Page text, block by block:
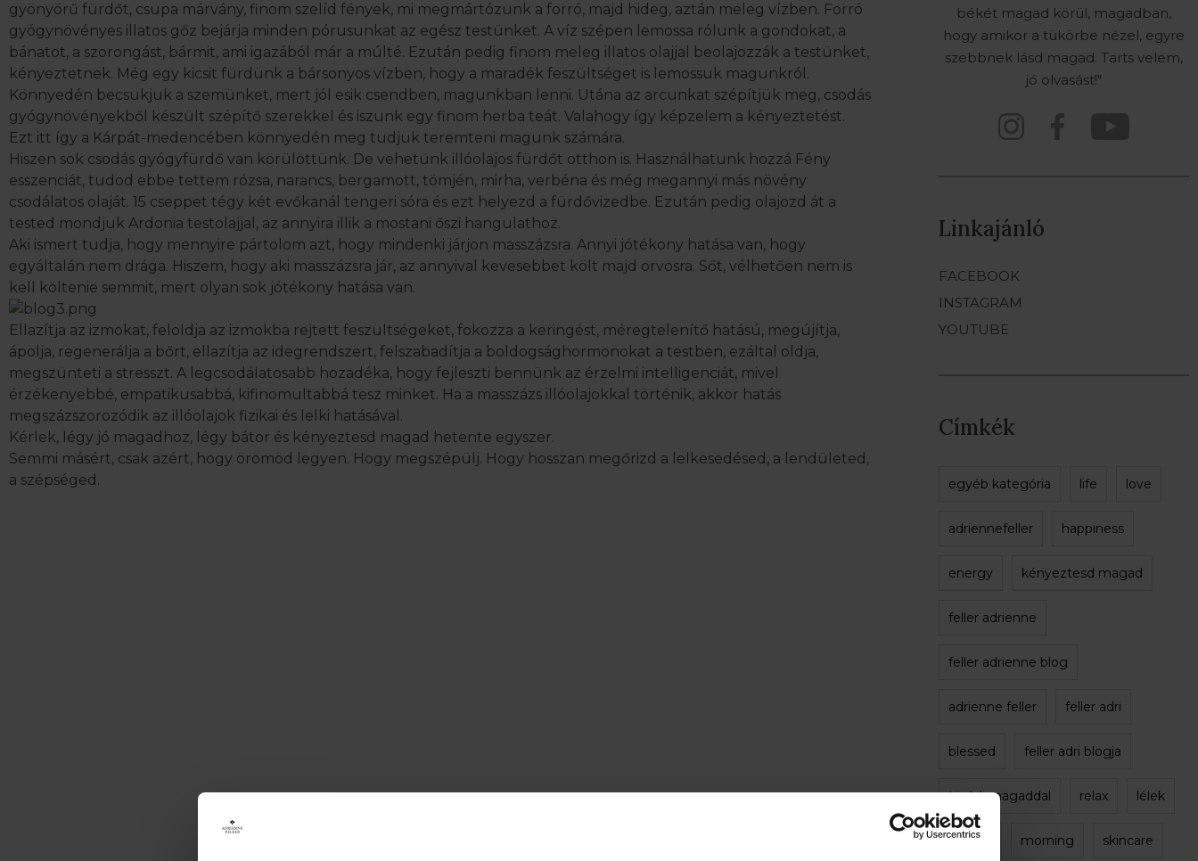
gyönyörű fürdőt, csupa márvány, finom szelíd fények, mi megmártózunk a forró, majd hideg, aztán meleg vízben. Forró
gyógynövényes illatos gőz bejárja minden pórusunkat az egész testünket. A víz szépen lemossa rólunk a gondokat, a
bánatot, a szorongást, bármit, ami igazából már a múlté. Ezután pedig finom meleg illatos olajjal beolajozzák a testünket,
kényeztetnek. Még egy kicsit fürdünk a bársonyos vízben, hogy a maradék feszültséget is lemossuk magunkról.
Könnyedén becsukjuk a szemünket, mert jól esik csendben, magunkban lenni. Utána az arcunkat szépítjük meg, csodás
gyógynövényekből készült szépítő szerekkel és iszunk egy finom herba teát. Valahogy így képzelem a kényeztetést.
Ezt itt így a Kárpát-medencében könnyedén meg tudjuk teremteni magunk számára.
Hiszen sok csodás gyógyfürdő van körülöttünk. De vehetünk illóolajos fürdőt otthon is. Használhatunk hozzá Fény
esszenciát, tudod ebbe tettem rózsa, narancs, bergamott, tömjén, mirha, verbéna és még megannyi más növény
csodálatos olaját. 15 cseppet tégy két evőkanál tengeri sóra és ezt helyezd a fürdővizedbe. Ezután pedig olajozd át a
tested mondjuk Ardonia testolajjal , az annyira illik a mostani őszi hangulathoz.
Aki ismert tudja, hogy mennyire pártolom azt, hogy mindenki járjon masszázsra. Annyi jótékony hatása van, hogy
egyáltalán nem drága. Hiszem, hogy aki masszázsra jár, az annyival kevesebbet költ majd orvosra. Sőt, vélhetően nem is
kell költenie semmit, mert olyan sok jótékony hatása van.
Ellazítja az izmokat, feloldja az izmokba rejtett feszültségeket, fokozza a keringést, méregtelenítő hatású, megújítja,
ápolja, regenerálja a bőrt, ellazítja az idegrendszert, felszabadítja a boldogsághormonokat a testben, ezáltal oldja,
megszünteti a stresszt. A legcsodálatosabb hozadéka, hogy fejleszti bennünk az érzelmi intelligenciát, mivel
érzékenyebbé, empatikusabbá, kifinomultabbá tesz minket. Ha a masszázs illóolajokkal történik, akkor hatás
megszázszorozódik az illóolajok fizikai és lelki hatásával.
Kérlek, légy jó magadhoz, légy bátor és kényeztesd magad hetente egyszer.
Semmi másért, csak azért, hogy örömöd legyen. Hogy megszépülj. Hogy hosszan megőrizd a lelkesedésed, a lendületed,
a szépséged.
békét magad körül, magadban,
hogy amikor a tükörbe nézel, egyre
szebbnek lásd magad. Tarts velem,
jó olvasást!"
Linkajánló
FACEBOOK
INSTAGRAM
YOUTUBE
Címkék
egyéb kategória life love
adriennefeller happiness
energy kényeztesd magad
feller adrienne
feller adrienne blog
adrienne feller feller adri
blessed feller adri blogja
törődj magaddal relax lélek
bloghu morning skincare